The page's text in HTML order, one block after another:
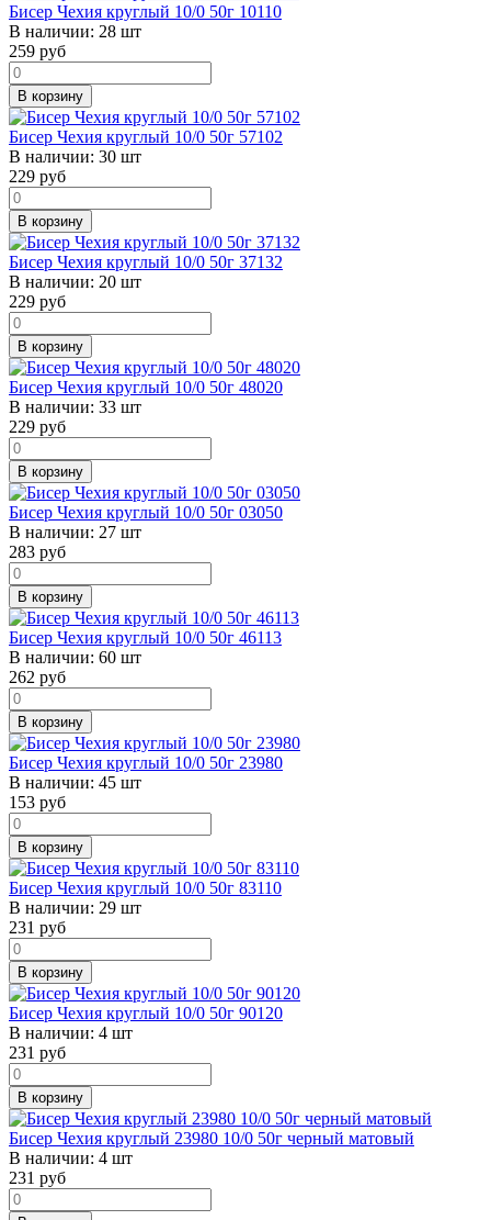
Бисер Чехия круглый 10/0 50г 10110
В наличии: 28 шт
259 руб
В корзину
Бисер Чехия круглый 10/0 50г 57102
В наличии: 30 шт
229 руб
В корзину
Бисер Чехия круглый 10/0 50г 37132
В наличии: 20 шт
229 руб
В корзину
Бисер Чехия круглый 10/0 50г 48020
В наличии: 33 шт
229 руб
В корзину
Бисер Чехия круглый 10/0 50г 03050
В наличии: 27 шт
283 руб
В корзину
Бисер Чехия круглый 10/0 50г 46113
В наличии: 60 шт
262 руб
В корзину
Бисер Чехия круглый 10/0 50г 23980
В наличии: 45 шт
153 руб
В корзину
Бисер Чехия круглый 10/0 50г 83110
В наличии: 29 шт
231 руб
В корзину
Бисер Чехия круглый 10/0 50г 90120
В наличии: 4 шт
231 руб
В корзину
Бисер Чехия круглый 23980 10/0 50г черный матовый
В наличии: 4 шт
231 руб